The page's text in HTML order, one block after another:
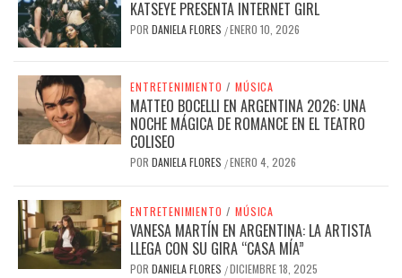
KATSEYE PRESENTA INTERNET GIRL
POR DANIELA FLORES /ENERO 10, 2026
ENTRETENIMIENTO / MÚSICA
MATTEO BOCELLI EN ARGENTINA 2026: UNA
NOCHE MÁGICA DE ROMANCE EN EL TEATRO
COLISEO
POR DANIELA FLORES /ENERO 4, 2026
ENTRETENIMIENTO / MÚSICA
VANESA MARTÍN EN ARGENTINA: LA ARTISTA
LLEGA CON SU GIRA “CASA MÍA”
POR DANIELA FLORES /DICIEMBRE 18, 2025